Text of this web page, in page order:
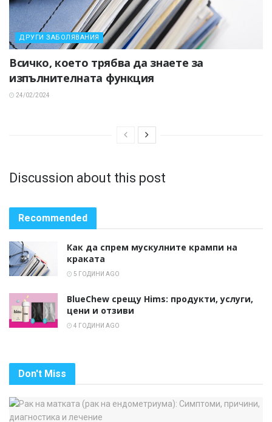
ДРУГИ ЗАБОЛЯВАНИЯ
Всичко, което трябва да знаете за
изпълнителната функция
24/02/2024
Discussion about this post
Recommended
Как да спрем мускулните крампи на
краката
5 ГОДИНИ AGO
BlueChew срещу Hims: продукти, услуги,
цени и отзиви
4 ГОДИНИ AGO
Don't Miss